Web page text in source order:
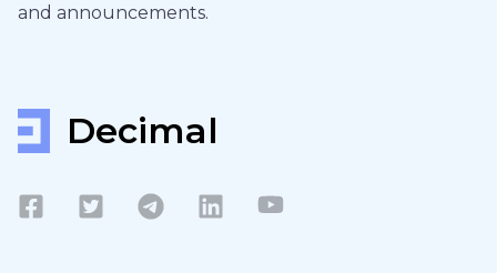
and announcements.
Decimal